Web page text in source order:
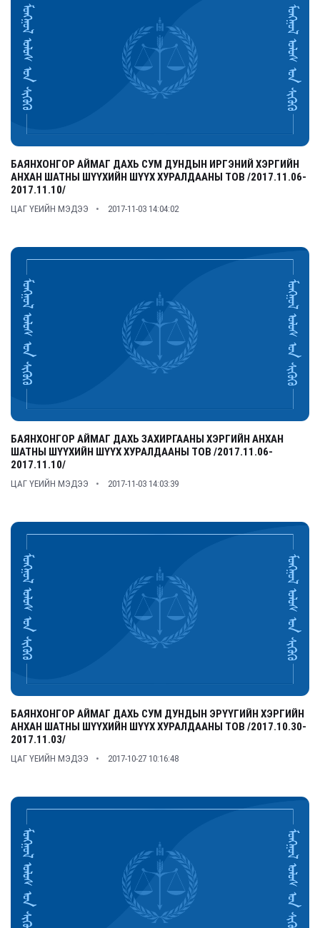
БАЯНХОНГОР АЙМАГ ДАХЬ СУМ ДУНДЫН ИРГЭНИЙ ХЭРГИЙН
АНХАН ШАТНЫ ШҮҮХИЙН ШҮҮХ ХУРАЛДААНЫ ТОВ /2017.11.06-
2017.11.10/
ЦАГ ҮЕИЙН МЭДЭЭ 2017-11-03 14:04:02
БАЯНХОНГОР АЙМАГ ДАХЬ ЗАХИРГААНЫ ХЭРГИЙН АНХАН
ШАТНЫ ШҮҮХИЙН ШҮҮХ ХУРАЛДААНЫ ТОВ /2017.11.06-
2017.11.10/
ЦАГ ҮЕИЙН МЭДЭЭ 2017-11-03 14:03:39
БАЯНХОНГОР АЙМАГ ДАХЬ СУМ ДУНДЫН ЭРҮҮГИЙН ХЭРГИЙН
АНХАН ШАТНЫ ШҮҮХИЙН ШҮҮХ ХУРАЛДААНЫ ТОВ /2017.10.30-
2017.11.03/
ЦАГ ҮЕИЙН МЭДЭЭ 2017-10-27 10:16:48